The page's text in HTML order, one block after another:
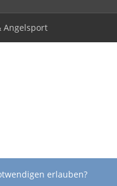
Angelsport
erlauben?